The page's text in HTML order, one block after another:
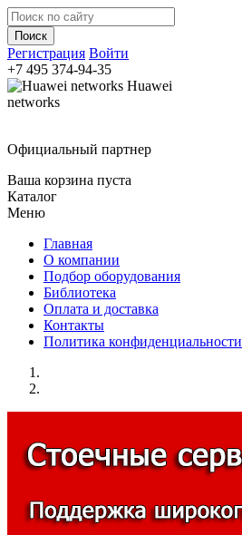
Регистрация Войти
+7 495 374-94-35
Huawei
networks
Официальный партнер
Ваша корзина пуста
Каталог
Меню
Главная
О компании
Подбор оборудования
Библиотека
Оплата и доставка
Контакты
Политика конфиденциальности